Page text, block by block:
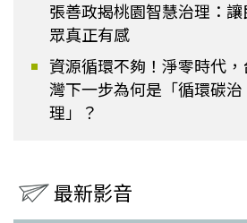
張善政揭桃園智慧治理：讓
眾真正有感
資源循環不夠！淨零時代，
灣下一步為何是「循環碳治
理」？
最新影音